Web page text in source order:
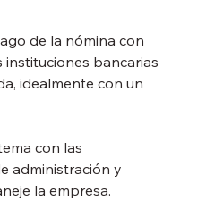
de la nómina con
instituciones bancarias
idealmente con un
con las
administración y
la empresa.